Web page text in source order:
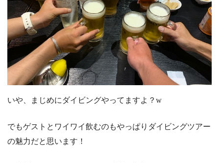
いや、まじめにダイビングやってますよ？w
でもゲストとワイワイ飲むのもやっぱりダイビングツアー
の魅力だと思います！